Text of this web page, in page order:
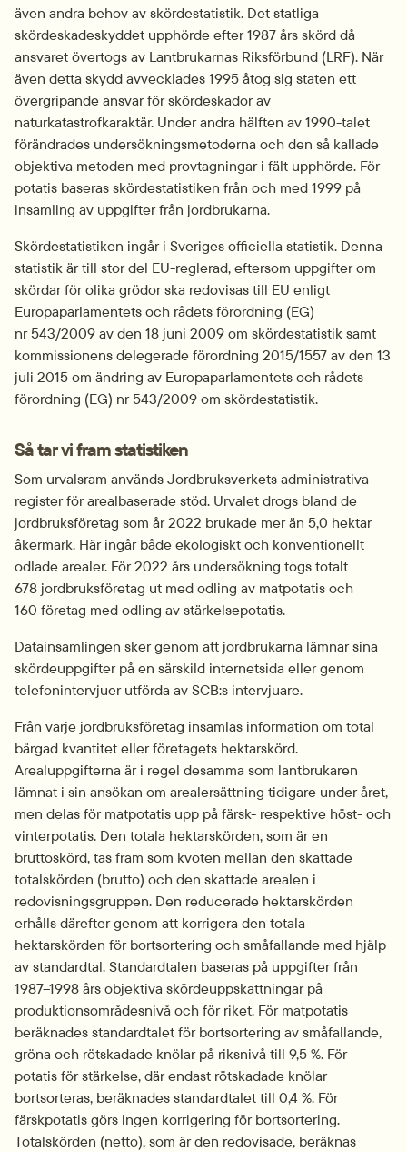
även andra behov av skördestatistik. Det statliga
skördeskadeskyddet upphörde efter 1987 års skörd då
ansvaret övertogs av Lantbrukarnas Riksförbund (LRF). När
även detta skydd avvecklades 1995 åtog sig staten ett
övergripande ansvar för skördeskador av
naturkatastrofkaraktär. Under andra hälften av 1990-talet
förändrades undersökningsmetoderna och den så kallade
objektiva metoden med provtagningar i fält upphörde. För
potatis baseras skördestatistiken från och med 1999 på
insamling av uppgifter från jordbrukarna.
Skördestatistiken ingår i Sveriges officiella statistik. Denna
statistik är till stor del EU-reglerad, eftersom uppgifter om
skördar för olika grödor ska redovisas till EU enligt
Europaparlamentets och rådets förordning (EG)
nr 543/2009 av den 18 juni 2009 om skördestatistik samt
kommissionens delegerade förordning 2015/1557 av den 13
juli 2015 om ändring av Europaparlamentets och rådets
förordning (EG) nr 543/2009 om skördestatistik.
Så tar vi fram statistiken
Som urvalsram används Jordbruksverkets administrativa
register för arealbaserade stöd. Urvalet drogs bland de
jordbruksföretag som år 2022 brukade mer än 5,0 hektar
åkermark. Här ingår både ekologiskt och konventionellt
odlade arealer. För 2022 års undersökning togs totalt
678 jordbruksföretag ut med odling av matpotatis och
160 företag med odling av stärkelsepotatis.
Datainsamlingen sker genom att jordbrukarna lämnar sina
skördeuppgifter på en särskild internetsida eller genom
telefonintervjuer utförda av SCB:s intervjuare.
Från varje jordbruksföretag insamlas information om total
bärgad kvantitet eller företagets hektarskörd.
Arealuppgifterna är i regel desamma som lantbrukaren
lämnat i sin ansökan om arealersättning tidigare under året,
men delas för matpotatis upp på färsk- respektive höst- och
vinterpotatis. Den totala hektarskörden, som är en
bruttoskörd, tas fram som kvoten mellan den skattade
totalskörden (brutto) och den skattade arealen i
redovisningsgruppen. Den reducerade hektarskörden
erhålls därefter genom att korrigera den totala
hektarskörden för bortsortering och småfallande med hjälp
av standardtal. Standardtalen baseras på uppgifter från
1987–1998 års objektiva skördeuppskattningar på
produktionsområdesnivå och för riket. För matpotatis
beräknades standardtalet för bortsortering av småfallande,
gröna och rötskadade knölar på riksnivå till 9,5 %. För
potatis för stärkelse, där endast rötskadade knölar
bortsorteras, beräknades standardtalet till 0,4 %. För
färskpotatis görs ingen korrigering för bortsortering.
Totalskörden (netto), som är den redovisade, beräknas